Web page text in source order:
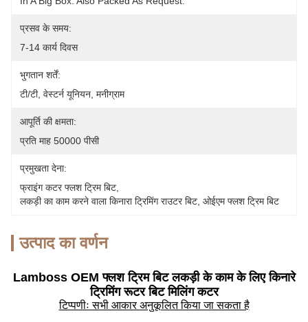
प्रसव के समय:
7-14 कार्य दिवस
भुगतान शर्तें:
टी/टी, वेस्टर्न यूनियन, मनीग्राम
आपूर्ति की क्षमता:
प्रति माह 50000 पीसी
प्रमुखता देना:
फ्राइंग कटर फ्लश ट्रिम बिट
लकड़ी का काम करने वाला किनारा ट्रिमिंग राउटर बिट ओईएम फ्लश ट्रिम बिट
उत्पाद का वर्णन
Lamboss OEM फ्लश ट्रिम बिट लकड़ी के काम के लिए किनारे
ट्रिमिंग रूटर बिट मिलिंग कटर
टिप्पणीः सभी आकार अनुकूलित किया जा सकता है